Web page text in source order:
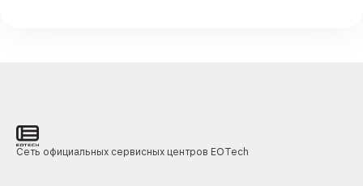
Сеть официальных сервисных центров EOTech